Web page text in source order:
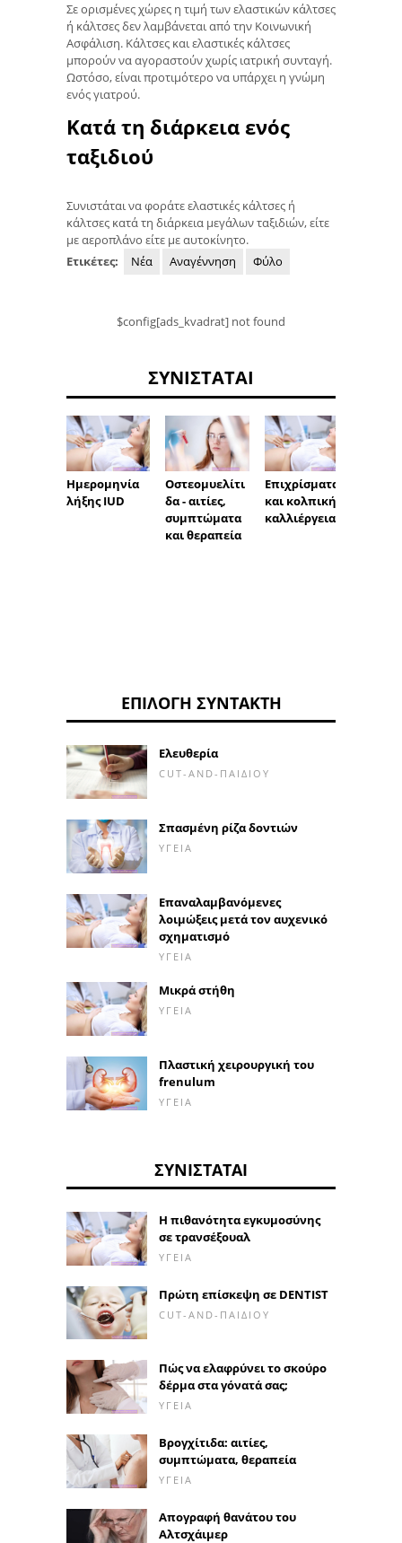
Σε ορισμένες χώρες η τιμή των ελαστικών κάλτσες
ή κάλτσες δεν λαμβάνεται από την Κοινωνική
Ασφάλιση. Κάλτσες και ελαστικές κάλτσες
μπορούν να αγοραστούν χωρίς ιατρική συνταγή.
Ωστόσο, είναι προτιμότερο να υπάρχει η γνώμη
ενός γιατρού.
Κατά τη διάρκεια ενός
ταξιδιού
Συνιστάται να φοράτε ελαστικές κάλτσες ή
κάλτσες κατά τη διάρκεια μεγάλων ταξιδιών, είτε
με αεροπλάνο είτε με αυτοκίνητο.
Ετικέτες:
Νέα Αναγέννηση Φύλο
$config[ads_kvadrat] not found
ΣΥΝΙΣΤΆΤΑΙ
Ημερομηνία
λήξης IUD
Οστεομυελίτι
δα - αιτίες,
συμπτώματα
και θεραπεία
Επιχρίσματα
και κολπική
καλλιέργεια
ΕΠΙΛΟΓΉ ΣΥΝΤΆΚΤΗ
Ελευθερία
CUT-AND-ΠΑΙΔΙΟΎ
Σπασμένη ρίζα δοντιών
ΥΓΕΊΑ
Επαναλαμβανόμενες
λοιμώξεις μετά τον αυχενικό
σχηματισμό
ΥΓΕΊΑ
Μικρά στήθη
ΥΓΕΊΑ
Πλαστική χειρουργική του
frenulum
ΥΓΕΊΑ
ΣΥΝΙΣΤΆΤΑΙ
Η πιθανότητα εγκυμοσύνης
σε τρανσέξουαλ
ΥΓΕΊΑ
Πρώτη επίσκεψη σε DENTIST
CUT-AND-ΠΑΙΔΙΟΎ
Πώς να ελαφρύνει το σκούρο
δέρμα στα γόνατά σας;
ΥΓΕΊΑ
Βρογχίτιδα: αιτίες,
συμπτώματα, θεραπεία
ΥΓΕΊΑ
Απογραφή θανάτου του
Αλτσχάιμερ